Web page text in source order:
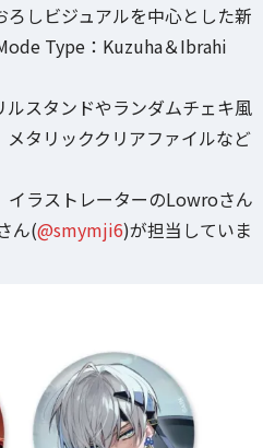
しビジュアルを中心とした新
Type：Kuzuha＆Ibrahi
スタンドやランダムチェキ風
タリッククリアファイルなど
イラストレーターのLowroさん
ん(@smymji6)が担当していま